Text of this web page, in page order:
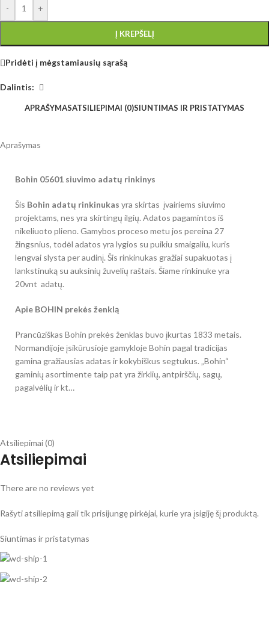
- +
Į KREPŠELĮ
Pridėti į mėgstamiausių sąrašą
Dalintis:
APRAŠYMASATSILIEPIMAI (0)SIUNTIMAS IR PRISTATYMAS
Aprašymas
Bohin 05601 siuvimo adatų rinkinys
Šis Bohin adatų rinkinukas yra skirtas įvairiems siuvimo
projektams, nes yra skirtingų ilgių. Adatos pagamintos iš
nikeliuoto plieno. Gamybos proceso metu jos pereina 27
žingsnius, todėl adatos yra lygios su puikiu smaigaliu, kuris
lengvai slysta per audinį. Šis rinkinukas gražiai supakuotas į
lankstinuką su auksinių žuvelių raštais. Šiame rinkinuke yra
20vnt adatų.
Apie BOHIN prekės ženklą
Prancūziškas Bohin prekės ženklas buvo įkurtas 1833 metais.
Normandijoje įsikūrusioje gamykloje Bohin pagal tradicijas
gamina gražiausias adatas ir kokybiškus segtukus. „Bohin“
gaminių asortimente taip pat yra žirklių, antpirščių, sagų,
pagalvėlių ir kt…
Atsiliepimai (0)
Atsiliepimai
There are no reviews yet
Rašyti atsiliepimą gali tik prisijungę pirkėjai, kurie yra įsigiję šį produktą.
Siuntimas ir pristatymas